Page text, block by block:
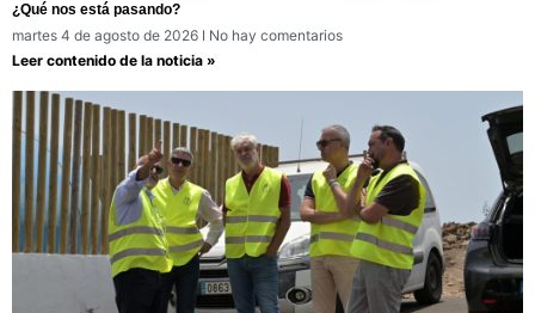
¿Qué nos está pasando?
martes 4 de agosto de 2026
No hay comentarios
Leer contenido de la noticia »